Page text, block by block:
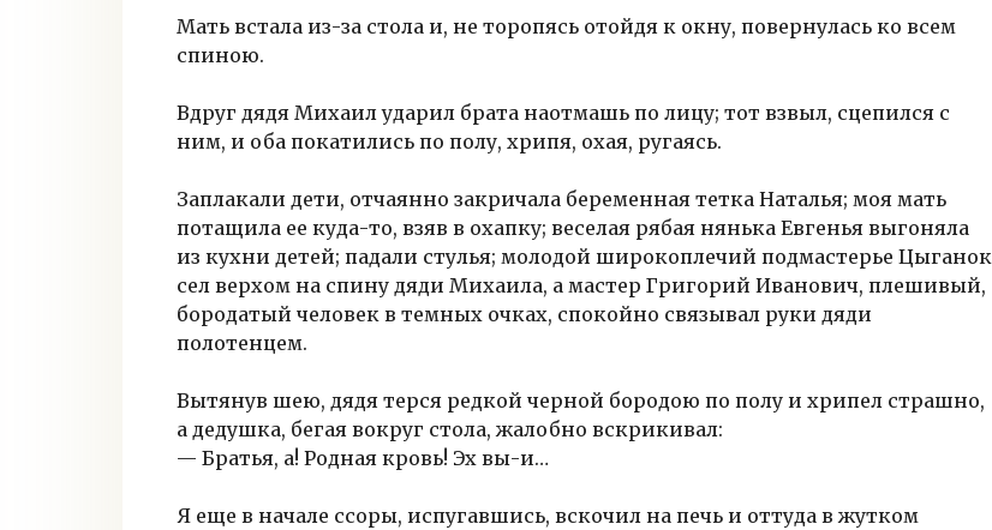
Мать встала из-за стола и, не торопясь отойдя к окну, повернулась ко всем
спиною.
Вдруг дядя Михаил ударил брата наотмашь по лицу; тот взвыл, сцепился с
ним, и оба покатились по полу, хрипя, охая, ругаясь.
Заплакали дети, отчаянно закричала беременная тетка Наталья; моя мать
потащила ее куда-то, взяв в охапку; веселая рябая нянька Евгенья выгоняла
из кухни детей; падали стулья; молодой широкоплечий подмастерье Цыганок
сел верхом на спину дяди Михаила, а мастер Григорий Иванович, плешивый,
бородатый человек в темных очках, спокойно связывал руки дяди
полотенцем.
Вытянув шею, дядя терся редкой черной бородою по полу и хрипел страшно,
а дедушка, бегая вокруг стола, жалобно вскрикивал:
— Братья, а! Родная кровь! Эх вы-и…
Я еще в начале ссоры, испугавшись, вскочил на печь и оттуда в жутком